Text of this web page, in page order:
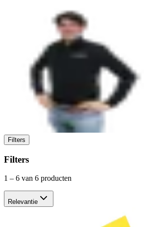
Filters
Filters
1 – 6 van 6 producten
Relevantie